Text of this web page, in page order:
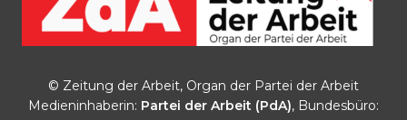
© Zeitung der Arbeit, Organ der Partei der Arbeit
Medieninhaberin: Partei der Arbeit (PdA), Bundesbüro: